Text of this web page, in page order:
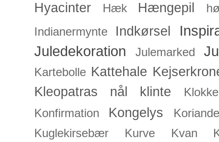
Hyacinter Hæk Hængepil
Indianermynte
Indkørsel
Juledekoration
Julemarked
Kartebolle Kattehale
Kleopatras nål
klinte
Konfirmation
Kongelys
Kuglekirsebær
Kurve Kvan